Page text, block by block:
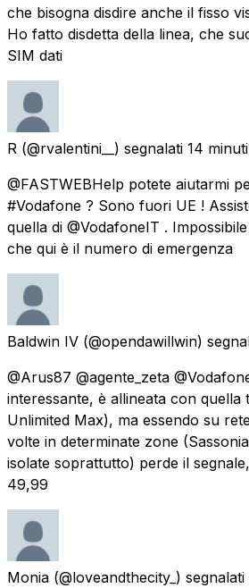
che bisogna disdire anche il fisso
Ho fatto disdetta della linea, che
SIM dati
R (@rvalentini__) segnalati 14
@FASTWEBHelp potete aiutarmi
#Vodafone ? Sono fuori UE !
quella di @VodafoneIT .
che qui è il numero di emergenza
Baldwin IV (@opendawillwin)
@Arus87 @agente_zeta
interessante, è allineata con quella
Unlimited Max), ma essendo su
volte in determinate zone
isolate soprattutto) perde il
49,99
Monia (@loveandthecity_) segnalati